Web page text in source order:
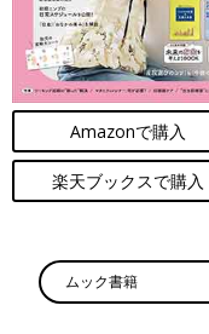
Amazonで購入
楽天ブックスで購入
ムック書籍